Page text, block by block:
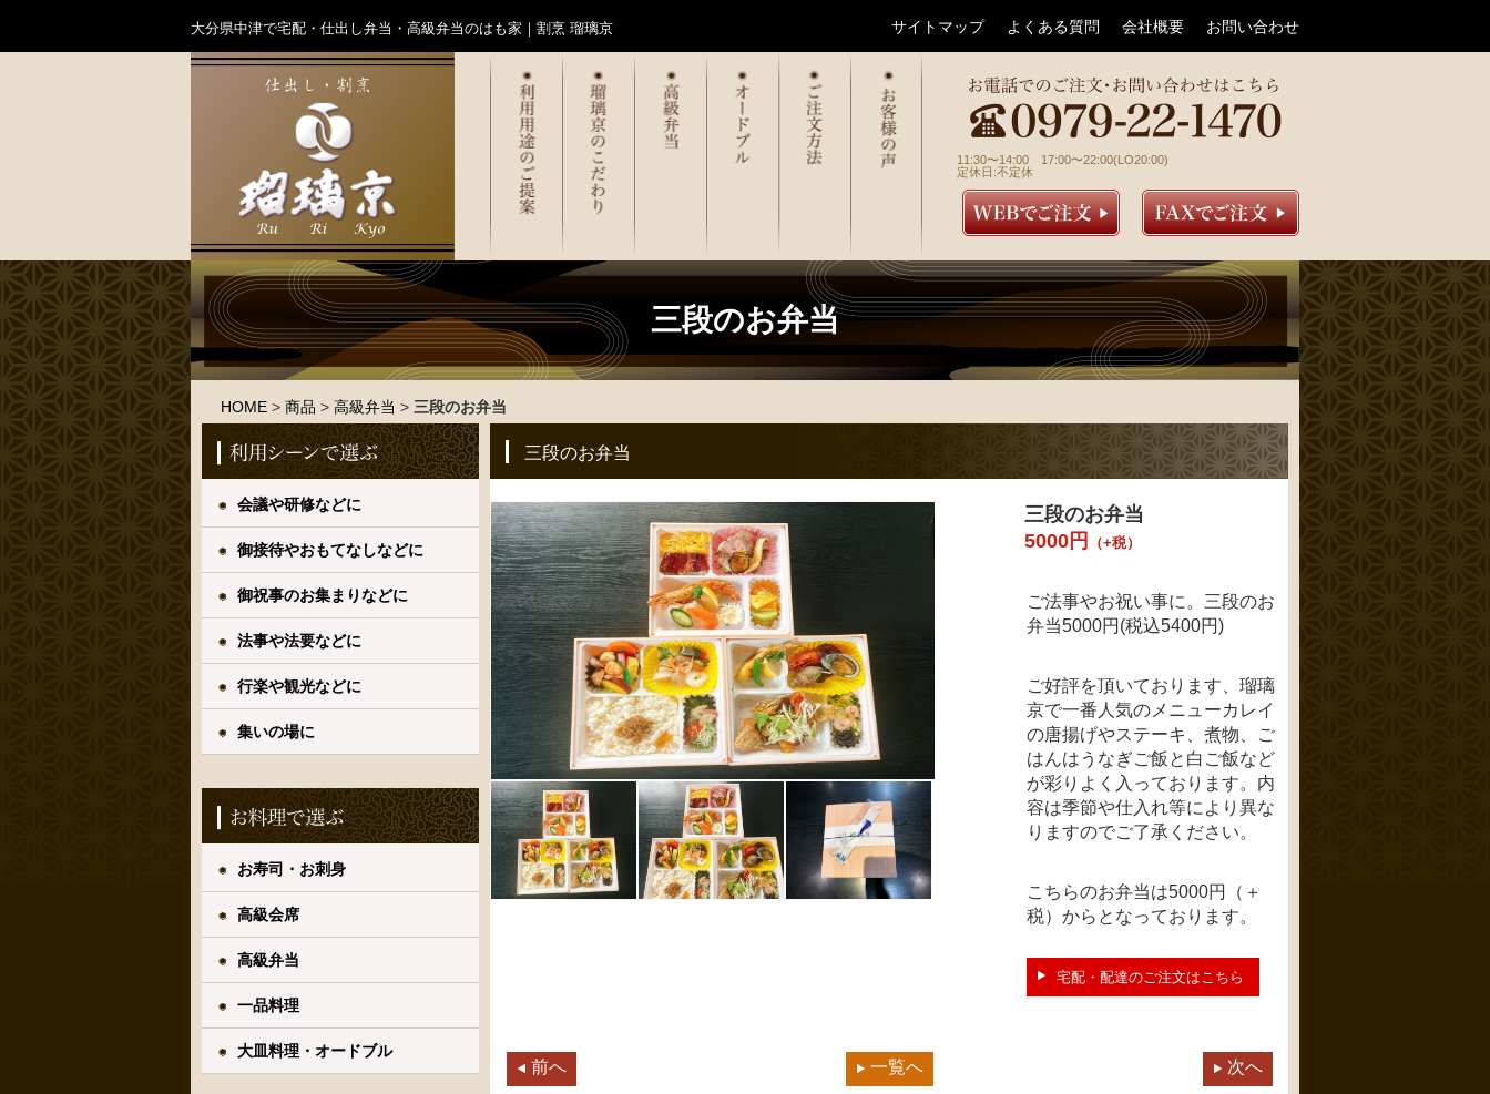
大分県中津で宅配・仕出し弁当・高級弁当のはも家｜割烹 瑠璃京 サイトマップ よくある質問 会社概要 お問い合わせ
11:30〜14:00 17:00〜22:00(LO20:00)
定休日:不定休
三段のお弁当
HOME >商品 >高級弁当 >三段のお弁当
三段のお弁当
三段のお弁当
5000円
（+税）
ご法事やお祝い事に。三段のお
弁当5000円(税込5400円)
ご好評を頂いております、瑠璃
京で一番人気のメニューカレイ
の唐揚げやステーキ、煮物、ご
はんはうなぎご飯と白ご飯など
が彩りよく入っております。内
容は季節や仕入れ等により異な
りますのでご了承ください。
こちらのお弁当は5000円（＋
税）からとなっております。
宅配・配達のご注文はこちら
前へ 一覧へ 次へ
会議や研修などに
御接待やおもてなしなどに
御祝事のお集まりなどに
法事や法要などに
行楽や観光などに
集いの場に
お寿司・お刺身
高級会席
高級弁当
一品料理
大皿料理・オードブル